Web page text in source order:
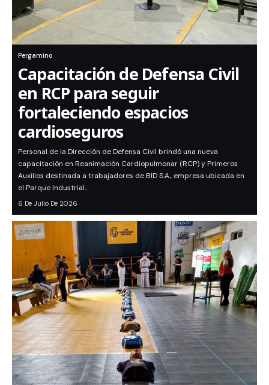
Pergamino
Capacitación de Defensa Civil
en RCP para seguir
fortaleciendo espacios
cardioseguros
Personal de la Dirección de Defensa Civil brindó una nueva
capacitación en Reanimación Cardiopulmonar (RCP) y Primeros
Auxilios destinada a trabajadores de BID S.A., empresa ubicada en
el Parque Industrial…
6 De Julio De 2026